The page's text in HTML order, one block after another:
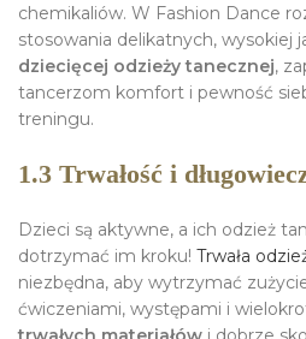
chemikaliów. W Fashion Dance
stosowania delikatnych, wysokiej
dziecięcej odzieży tanecznej,
tancerzom komfort i pewność
treningu.
1.3 Trwałość i
Dzieci są aktywne, a ich odzież
dotrzymać im kroku! Trwała
niezbędna, aby wytrzymać
ćwiczeniami, występami i